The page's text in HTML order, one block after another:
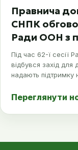
Правнича
СНПК
Ради ООН з
Під час 62-ї сесії
відбувся захід для
надають
Переглянути